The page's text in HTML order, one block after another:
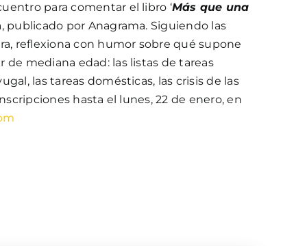
para comentar el libro ‘Más que una
, publicado por Anagrama. Siguiendo las
reflexiona con humor sobre qué supone
mediana edad: las listas de tareas
las tareas domésticas, las crisis de las
hasta el lunes, 22 de enero, en